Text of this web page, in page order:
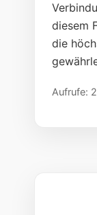
diesem
die
Aufrufe: